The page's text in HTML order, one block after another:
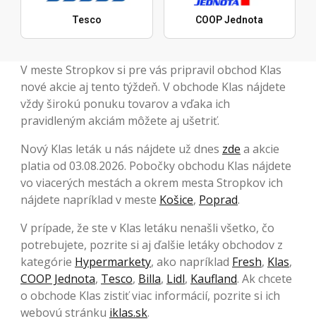
Tesco COOP Jednota
V meste Stropkov si pre vás pripravil obchod Klas
nové akcie aj tento týždeň. V obchode Klas nájdete
vždy širokú ponuku tovarov a vďaka ich
pravidleným akciám môžete aj ušetriť.
Nový Klas leták u nás nájdete už dnes zde a akcie
platia od 03.08.2026. Pobočky obchodu Klas nájdete
vo viacerých mestách a okrem mesta Stropkov ich
nájdete napríklad v meste Košice, Poprad.
V prípade, že ste v Klas letáku nenašli všetko, čo
potrebujete, pozrite si aj ďalšie letáky obchodov z
kategórie Hypermarkety, ako napríklad Fresh, Klas,
COOP Jednota, Tesco, Billa, Lidl, Kaufland. Ak chcete
o obchode Klas zistiť viac informácií, pozrite si ich
webovú stránku iklas.sk.